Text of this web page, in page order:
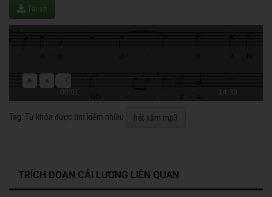
Tải về
00:01 14:38
Tag: Từ khóa được tìm kiếm nhiều hát xẩm mp3
TRÍCH ĐOẠN CẢI LƯƠNG LIÊN QUAN